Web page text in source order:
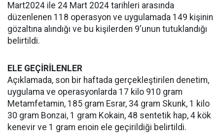
Mart2024 ile 24 Mart 2024 tarihleri arasında
düzenlenen 118 operasyon ve uygulamada 149 kişinin
gözaltına alındığı ve bu kişilerden 9'unun tutuklandığı
belirtildi.
ELE GEÇİRİLENLER
Açıklamada, son bir haftada gerçekleştirilen denetim,
uygulama ve operasyonlarda 17 kilo 910 gram
Metamfetamin, 185 gram Esrar, 34 gram Skunk, 1 kilo
30 gram Bonzai, 1 gram Kokain, 48 sentetik hap, 4 kök
kenevir ve 1 gram erıoin ele geçirildiği belirtildi.